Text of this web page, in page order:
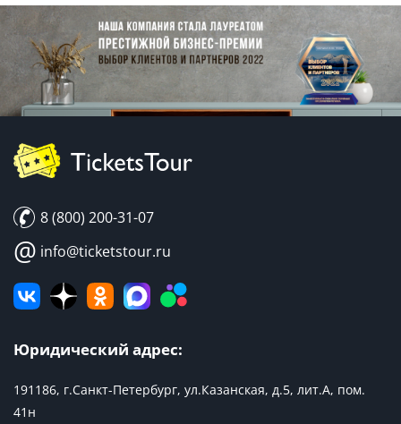
8 (800) 200-31-07
@ info@ticketstour.ru
Юридический адрес:
191186, г.Санкт-Петербург, ул.Казанская, д.5, лит.А, пом.
41н